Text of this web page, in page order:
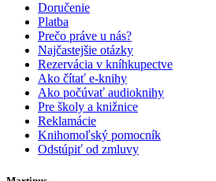
Doručenie
Platba
Prečo práve u nás?
Najčastejšie otázky
Rezervácia v kníhkupectve
Ako čítať e-knihy
Ako počúvať audioknihy
Pre školy a knižnice
Reklamácie
Knihomoľský pomocník
Odstúpiť od zmluvy